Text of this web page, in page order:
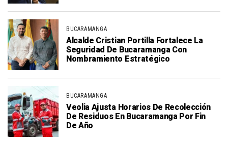
BUCARAMANGA
Alcalde Cristian Portilla Fortalece La
Seguridad De Bucaramanga Con
Nombramiento Estratégico
BUCARAMANGA
Veolia Ajusta Horarios De Recolección
De Residuos En Bucaramanga Por Fin
De Año